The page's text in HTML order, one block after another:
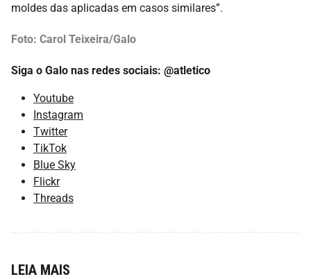
moldes das aplicadas em casos similares”.
Foto: Carol Teixeira/Galo
Siga o Galo nas redes sociais: @atletico
Youtube
Instagram
Twitter
TikTok
Blue Sky
Flickr
Threads
LEIA MAIS